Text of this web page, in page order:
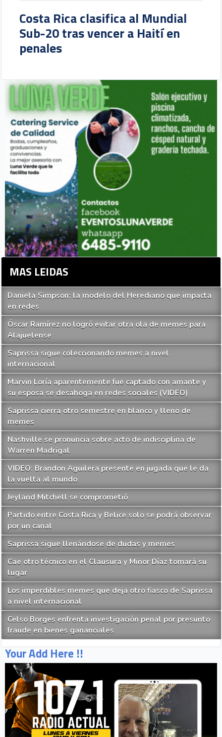
Costa Rica clasifica al Mundial
Sub-20 tras vencer a Haití en
penales
MAS LEIDAS
Daniela Simpson: la modelo del Herediano que impacta
en redes
Óscar Ramírez no logró evitar otra ola de memes para
Alajuelense
Saprissa sigue coleccionando memes a nivel
internacional
Marvin Loría aparentemente fue captado con amante y
su esposa se desahoga en redes sociales (VIDEO)
Saprissa cierra otro semestre en blanco y lleno de
memes
Nashville se pronuncia sobre acto de indisciplina de
Warren Madrigal
VIDEO: Brandon Aguilera presente en jugada que le da
la vuelta al mundo
Jeyland Mitchell se comprometió
Partido entre Costa Rica y Belice solo se podrá observar
por un canal
Saprissa sigue llenándose de dudas y memes
Cae otro técnico en el Clausura y Minor Díaz tomará su
lugar
Los imperdibles memes que deja otro fiasco de Saprissa
a nivel internacional
Celso Borges enfrenta investigación penal por presunto
fraude en bienes gananciales
Your Add Here !!